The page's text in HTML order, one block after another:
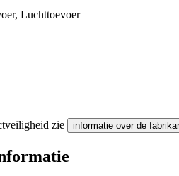
, Luchttoevoer
zie informatie over de